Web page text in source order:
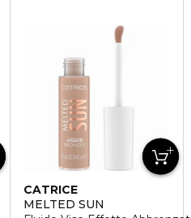
CATRICE
MELTED SUN